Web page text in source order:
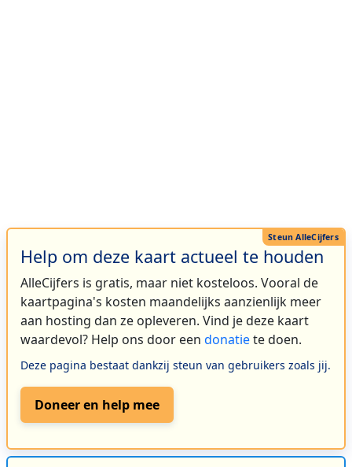
Help om deze kaart actueel te houden
AlleCijfers is gratis, maar niet kosteloos. Vooral de
kaartpagina's kosten maandelijks aanzienlijk meer
aan hosting dan ze opleveren. Vind je deze kaart
waardevol? Help ons door een donatiete doen.
Deze pagina bestaat dankzij steun van gebruikers zoals jij.
Doneer en help mee